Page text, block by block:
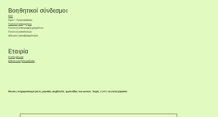
Βοηθητικοί σύνδεσμοι
FAQ
Όροι & Προϋποθέσεις
Πολιτική απορρήτου
Πολιτική επιστροφής χρημάτων
Πολιτική αποστολών
Δήλωση προσβασιμότητας
Εταιρία
Η ιστορία μας
Επικοινωνήστε μαζί μας
Θα σας ενημερώσουμε για τις μηνιαίες συμβουλές φροντίδας των φυτών. Χωρίς spam, το υποσχόμαστε.